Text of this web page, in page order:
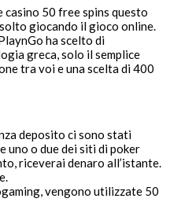
casino 50 free spins questo
giocando il gioco online.
ha scelto di
greca, solo il semplice
tra voi e una scelta di 400
deposito ci sono stati
uno o due dei siti di poker
riceverai denaro all’istante.
vengono utilizzate 50